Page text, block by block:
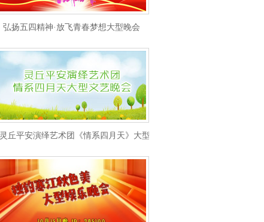
弘扬五四精神·放飞青春梦想大型晚会
灵丘平安演绎艺术团《情系四月天》大型文艺晚会